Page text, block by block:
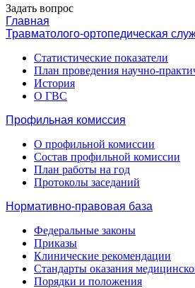
Задать вопрос
Главная
Травматолого-ортопедическая
Статистические показатели
План проведения научно-
История
О ГВС
Профильная комиссия
О профильной комиссии
Состав профильной комиссии
План работы на год
Протоколы заседаний
Нормативно-правовая база
Федеральные законы
Приказы
Клинические рекомендации
Стандарты оказания
Порядки и положения